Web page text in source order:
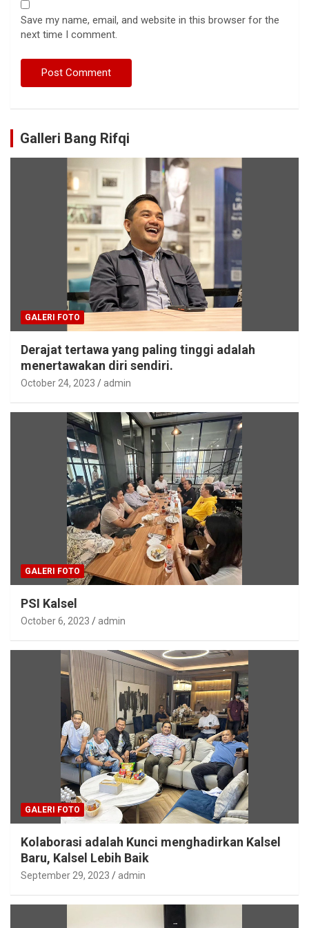
Save my name, email, and website in this browser for the
next time I comment.
Galleri Bang Rifqi
GALERI FOTO
Derajat tertawa yang paling tinggi adalah
menertawakan diri sendiri.
October 24, 2023 admin
GALERI FOTO
PSI Kalsel
October 6, 2023 admin
GALERI FOTO
Kolaborasi adalah Kunci menghadirkan Kalsel
Baru, Kalsel Lebih Baik
September 29, 2023 admin